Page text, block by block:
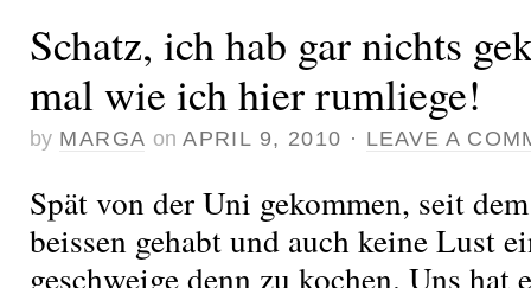
Schatz, ich hab gar nichts
mal wie ich hier rumliege!
by MARGA on APRIL 9, 2010 · LEAVE A
Spät von der Uni gekommen, seit
beissen gehabt und auch keine Lust
geschweige denn zu kochen. Uns hat